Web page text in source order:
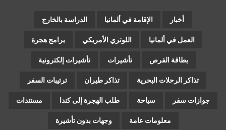
أخبار الإقامة في ألمانيا الدراسة بالخارج
العمل في ألمانيا اللوتري الأمريكي برامج هجرة
بطاقة الفرص تأشيرات تأشيرات إلكترونية
تذاكر الرحلات البحرية تذاكر طيران ترتيبات السفر
جوازات سفر سياحة طلب الهجرة إلى كندا مستندات
معلومات عامة وجهات بدون تأشيرة